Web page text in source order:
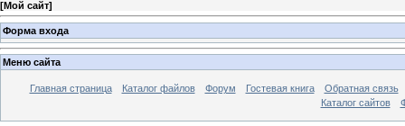
[Мой сайт]
Форма входа
Меню сайта
Главная страница Каталог файлов Форум Гостевая книга
Обратная связь
Каталог сайтов